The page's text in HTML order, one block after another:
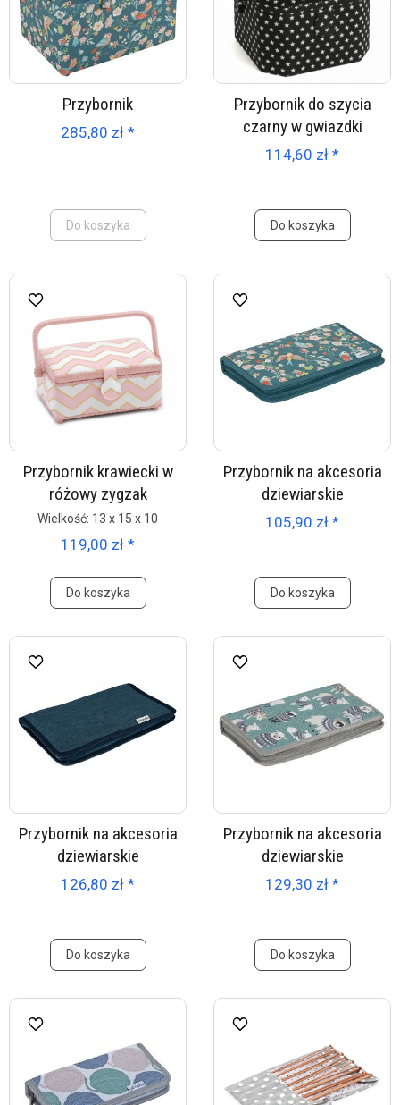
Przybornik
285,80 zł *
Do koszyka
Przybornik do szycia
czarny w gwiazdki
114,60 zł *
Do koszyka
Przybornik krawiecki w
różowy zygzak
Wielkość: 13 x 15 x 10
119,00 zł *
Do koszyka
Przybornik na akcesoria
dziewiarskie
105,90 zł *
Do koszyka
Przybornik na akcesoria
dziewiarskie
126,80 zł *
Do koszyka
Przybornik na akcesoria
dziewiarskie
129,30 zł *
Do koszyka